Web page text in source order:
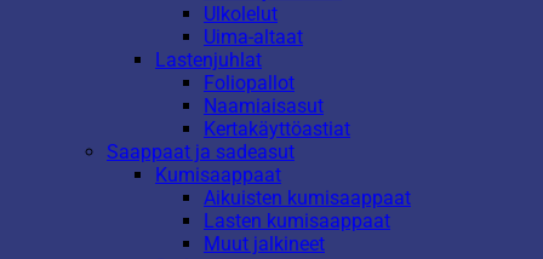
Ulkolelut
Uima-altaat
Lastenjuhlat
Foliopallot
Naamiaisasut
Kertakäyttöastiat
Saappaat ja sadeasut
Kumisaappaat
Aikuisten kumisaappaat
Lasten kumisaappaat
Muut jalkineet